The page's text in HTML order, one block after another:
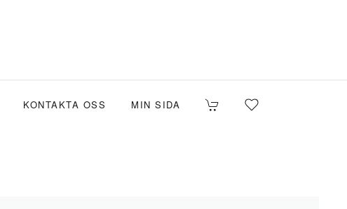
KONTAKTA OSS MIN SIDA